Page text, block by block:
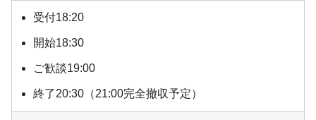
受付18:20
開始18:30
ご歓談19:00
終了20:30（21:00完全撤収予定）